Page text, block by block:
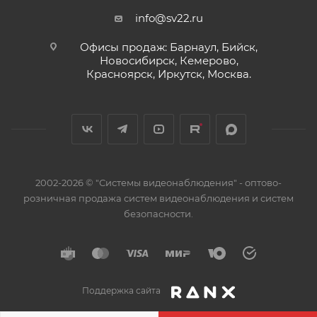
info@sv22.ru
Офисы продаж: Барнаул, Бийск,
Новосибирск, Кемерово,
Красноярск, Иркутск, Москва.
2002-2026 © "Системы видеонаблюдения" - оптово-
розничная продажа систем видеонаблюдения и систем
безопасности.
Поддержка сайта